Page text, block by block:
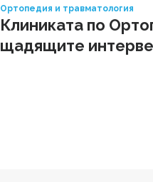
Ортопедия и травматология
Клиниката по
щадящите